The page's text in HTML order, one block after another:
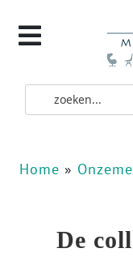
Home »
De